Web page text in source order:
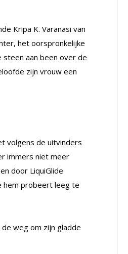
Kripa K. Varanasi van
het oorspronkelijke
aan been over de
zijn vrouw een
volgens de uitvinders
immers niet meer
door LiquiGlide
hem probeert leeg te
weg om zijn gladde